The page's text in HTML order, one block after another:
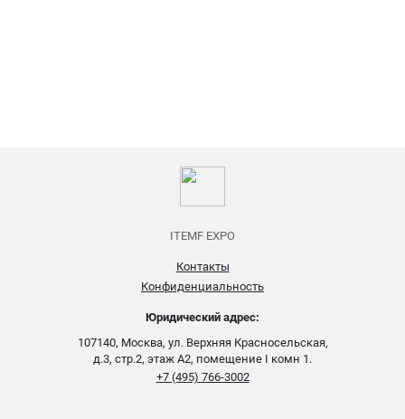
ITEMF EXPO
Контакты
Конфиденциальность
Юридический адрес:
107140, Москва, ул. Верхняя Красносельская,
д.3, стр.2, этаж А2, помещение I комн 1.
+7 (495) 766-3002